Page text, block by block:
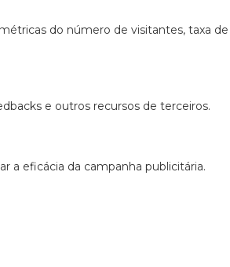
do número de visitantes, taxa de
e outros recursos de terceiros.
a eficácia da campanha publicitária.